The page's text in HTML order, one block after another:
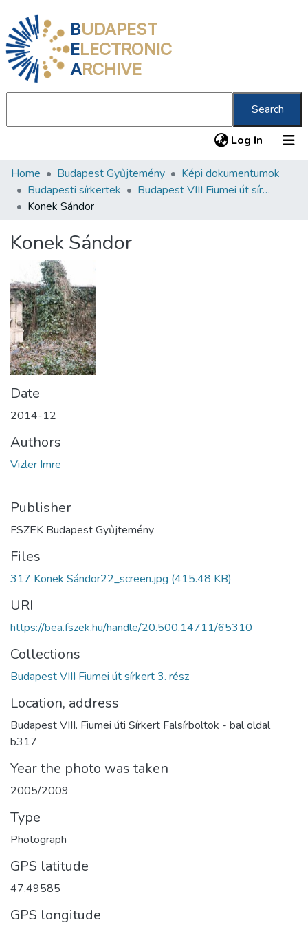
BUDAPEST
ELECTRONIC
ARCHIVE
Search
Log In (current)
Communities & Collections
All of DSpace
About us
Home Budapest Gyűjtemény
Képi dokumentumok
Budapesti sírkertek
Budapest VIII Fiumei út sírkert 3. rész
Konek Sándor
Konek Sándor
Date
2014-12
Authors
Vizler Imre
Publisher
FSZEK Budapest Gyűjtemény
Files
317 Konek Sándor22_screen.jpg (415.48 KB)
URI
https://bea.fszek.hu/handle/20.500.14711/65310
Collections
Budapest VIII Fiumei út sírkert 3. rész
Location, address
Budapest VIII. Fiumei úti Sírkert Falsírboltok - bal oldal
b317
Year the photo was taken
2005/2009
Type
Photograph
GPS latitude
47.49585
GPS longitude